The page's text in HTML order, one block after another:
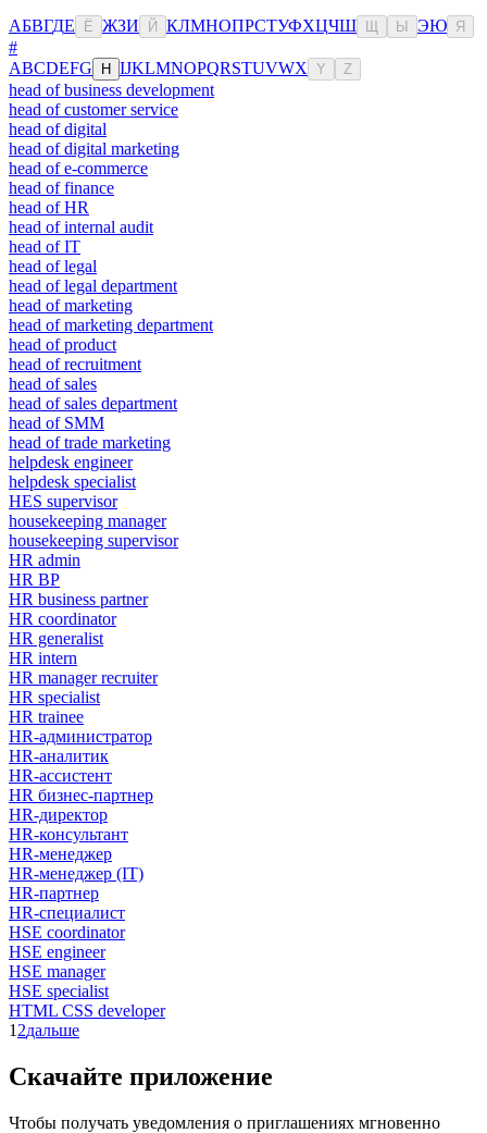
АБВГДЕ Ё ЖЗИ Й КЛМНОПРСТУФХЦЧШ Ы ЭЮ Я
#
ABCDEFG H IJKLMNOPQRSTUVWX Y Z
head of business development
head of customer service
head of digital
head of digital marketing
head of e-commerce
head of finance
head of HR
head of internal audit
head of IT
head of legal
head of legal department
head of marketing
head of marketing department
head of product
head of recruitment
head of sales
head of sales department
head of SMM
head of trade marketing
helpdesk engineer
helpdesk specialist
HES supervisor
housekeeping manager
housekeeping supervisor
HR admin
HR BP
HR business partner
HR coordinator
HR generalist
HR intern
HR manager recruiter
HR specialist
HR trainee
HR-администратор
HR-аналитик
HR-ассистент
HR бизнес-партнер
HR-директор
HR-консультант
HR-менеджер
HR-менеджер (IT)
HR-партнер
HR-специалист
HSE coordinator
HSE engineer
HSE manager
HSE specialist
HTML CSS developer
1 2дальше
Скачайте приложение
Чтобы получать уведомления о приглашениях мгновенно